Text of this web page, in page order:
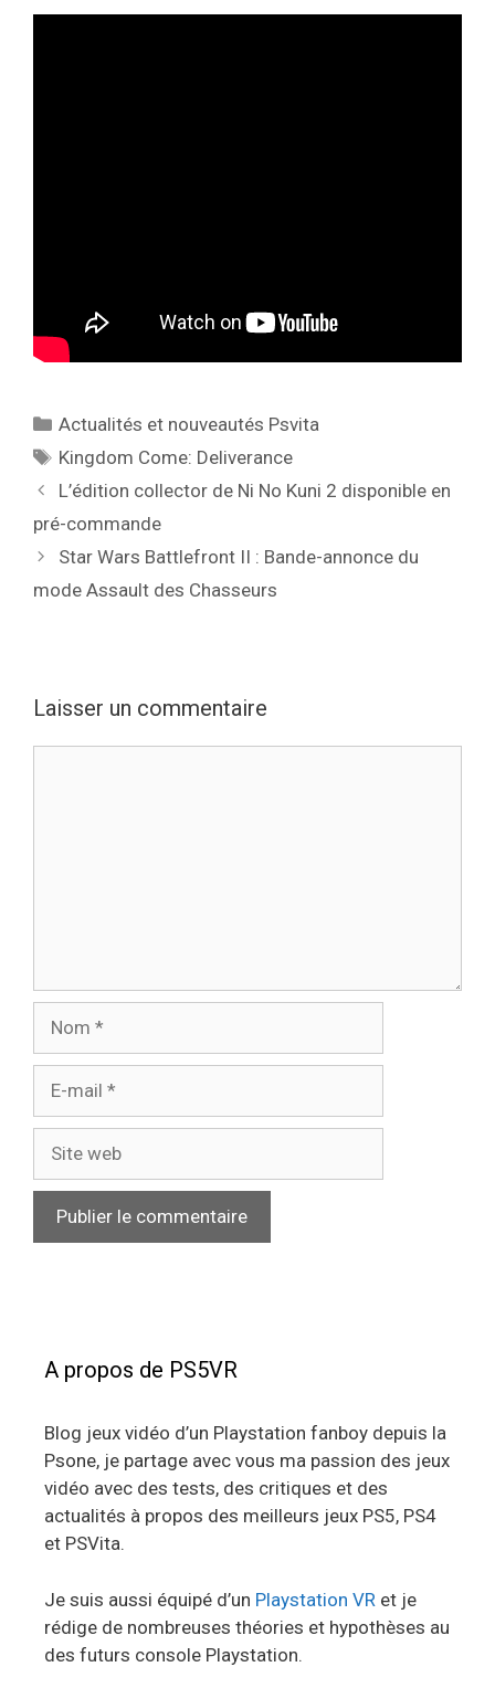
Catégories
Actualités et nouveautés Psvita
Étiquettes
Kingdom Come: Deliverance
L’édition collector de Ni No Kuni 2 disponible en
pré-commande
Star Wars Battlefront II : Bande-annonce du
mode Assault des Chasseurs
Laisser un commentaire
A propos de PS5VR
Blog jeux vidéo d’un Playstation fanboy depuis la
Psone, je partage avec vous ma passion des jeux
vidéo avec des tests, des critiques et des
actualités à propos des meilleurs jeux PS5, PS4
et PSVita.
Je suis aussi équipé d’un Playstation VR et je
rédige de nombreuses théories et hypothèses au
des futurs console Playstation.